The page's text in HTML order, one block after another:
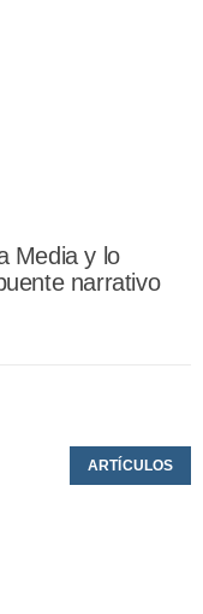
Media y lo
narrativo
ARTÍCULOS